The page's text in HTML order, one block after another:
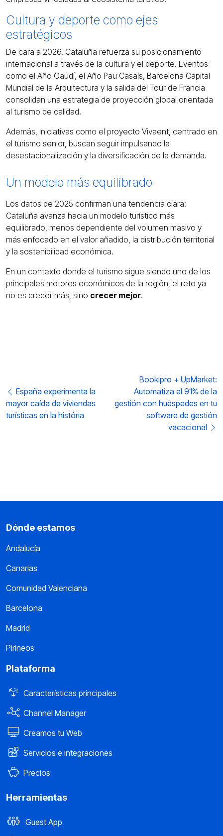
Cultura y deporte como ejes
estratégicos
De cara a 2026, Cataluña refuerza su posicionamiento
internacional a través de la cultura y el deporte. Eventos
como el Año Gaudí, el Año Pau Casals, Barcelona Capital
Mundial de la Arquitectura y la salida del Tour de Francia
consolidan una estrategia de proyección global orientada
al turismo de calidad.
Además, iniciativas como el proyecto Vivaent, centrado en
el turismo senior, buscan seguir impulsando la
desestacionalización y la diversificación de la demanda.
Un modelo más equilibrado
Los datos de 2025 confirman una tendencia clara:
Cataluña avanza hacia un modelo turístico más
equilibrado, menos dependiente del volumen masivo y
más enfocado en el valor añadido, la distribución territorial
y la sostenibilidad económica.
En un contexto donde el turismo sigue siendo uno de los
principales motores económicos de la región, el reto ya
no es crecer más, sino crecer mejor.
España experimenta la
mayor caída de viviendas
turísticas en la história
Bookipro + UpMarket:
Automatiza el 91% de la
gestión con huéspedes en tu
software de gestión
vacacional
Dónde estamos
Andalucía
Canarias
Comunidad Valenciana
Barcelona
Madrid
Pirineos
Plataforma
Características principales
Channel Manager
Creamos tu Web
Servicios e integraciones
Precios
Herramientas
Guest App